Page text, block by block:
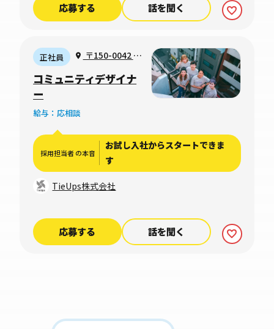
応募する 話を聞く
正社員
〒150-0042 東
町２−１ 渋谷ホー
コミュニティデザイナ
ー
給与：応相談
採用担当者 の本音
お試し入社からスタートできま
す
TieUps株式会社
応募する 話を聞く